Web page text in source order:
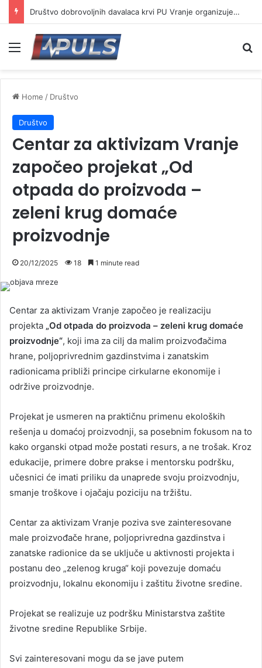
Društvo dobrovoljnih davalaca krvi PU Vranje organizuje akciju na Besnoj kobili
Menu
Home / Društvo
Društvo
Centar za aktivizam Vranje
započeo projekat „Od
otpada do proizvoda –
zeleni krug domaće
proizvodnje
20/12/2025 18 1 minute read
Centar za aktivizam Vranje započeo je realizaciju
projekta „Od otpada do proizvoda – zeleni krug domaće
proizvodnje“, koji ima za cilj da malim proizvođačima
hrane, poljoprivrednim gazdinstvima i zanatskim
radionicama približi principe cirkularne ekonomije i
održive proizvodnje.
Projekat je usmeren na praktičnu primenu ekoloških
rešenja u domaćoj proizvodnji, sa posebnim fokusom na to
kako organski otpad može postati resurs, a ne trošak. Kroz
edukacije, primere dobre prakse i mentorsku podršku,
učesnici će imati priliku da unaprede svoju proizvodnju,
smanje troškove i ojačaju poziciju na tržištu.
Centar za aktivizam Vranje poziva sve zainteresovane
male proizvođače hrane, poljoprivredna gazdinstva i
zanatske radionice da se uključe u aktivnosti projekta i
postanu deo „zelenog kruga“ koji povezuje domaću
proizvodnju, lokalnu ekonomiju i zaštitu životne sredine.
Projekat se realizuje uz podršku Ministarstva zaštite
životne sredine Republike Srbije.
Svi zainteresovani mogu da se jave putem